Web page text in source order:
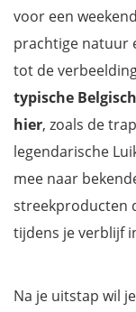
voor een
prachtige natuur
tot de
typische
hier, zoals de
legendarische
mee naar
streekproducten
tijdens je verblijf
Na je uitstap wil